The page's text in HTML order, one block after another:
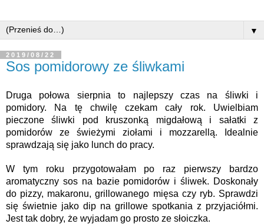
▼
2019/08/22
Sos pomidorowy ze śliwkami
Druga połowa sierpnia to najlepszy czas na śliwki i
pomidory. Na tę chwilę czekam cały rok. Uwielbiam
pieczone śliwki pod kruszonką migdałową i sałatki z
pomidorów ze świeżymi ziołami i mozzarellą. Idealnie
sprawdzają się jako lunch do pracy.
W tym roku przygotowałam po raz pierwszy bardzo
aromatyczny sos na bazie pomidorów i śliwek. Doskonały
do pizzy, makaronu, grillowanego mięsa czy ryb. Sprawdzi
się świetnie jako dip na grillowe spotkania z przyjaciółmi.
Jest tak dobry, że wyjadam go prosto ze słoiczka.